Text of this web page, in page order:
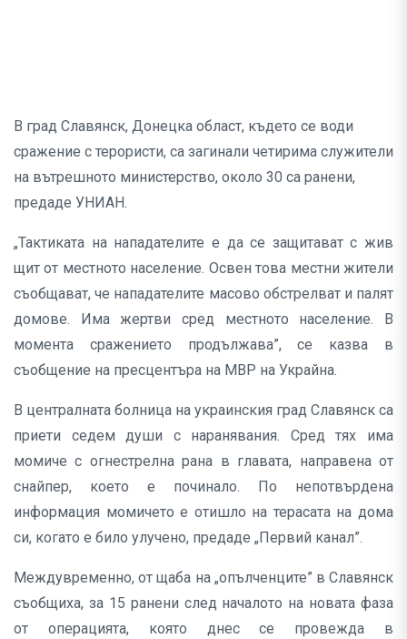
В град Славянск, Донецка област, където се води
сражение с терористи, са загинали четирима служители
на вътрешното министерство, около 30 са ранени,
предаде УНИАН.
„Тактиката на нападателите е да се защитават с жив
щит от местното население. Освен това местни жители
съобщават, че нападателите масово обстрелват и палят
домове. Има жертви сред местното население. В
момента сражението продължава”, се казва в
съобщение на пресцентъра на МВР на Украйна.
В централната болница на украинския град Славянск са
приети седем души с наранявания. Сред тях има
момиче с огнестрелна рана в главата, направена от
снайпер, което е починало. По непотвърдена
информация момичето е отишло на терасата на дома
си, когато е било улучено, предаде „Первий канал”.
Междувременно, от щаба на „опълченците” в Славянск
съобщиха, за 15 ранени след началото на новата фаза
от операцията, която днес се провежда в